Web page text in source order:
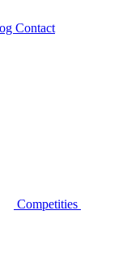
Contact
Competities